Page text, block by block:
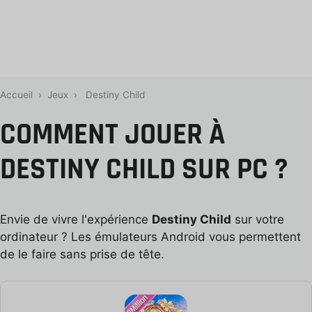
Accueil › Jeux › Destiny Child
COMMENT JOUER À
DESTINY CHILD SUR PC ?
Envie de vivre l'expérience Destiny Child sur votre
ordinateur ? Les émulateurs Android vous permettent
de le faire sans prise de tête.